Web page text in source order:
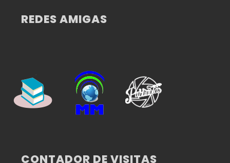
REDES AMIGAS
CONTADOR DE VISITAS